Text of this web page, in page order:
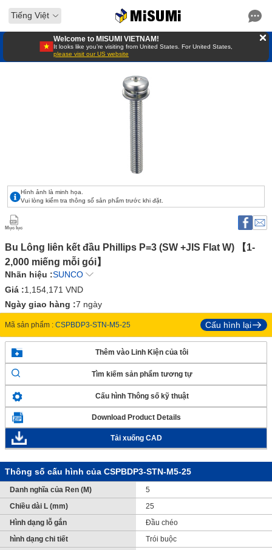
Tiếng Việt
Welcome to MISUMI VIETNAM!
It looks like you’re visiting from United States. For United States,
please visit our US website
Hình ảnh là minh họa.
Vui lòng kiểm tra thông số sản phẩm trước khi đặt.
Mục lục
Bu Lông liên kết đầu Phillips P=3 (SW +JIS Flat W) 【1-
2,000 miếng mỗi gói】
Nhãn hiệu :SUNCO
Giá :1,154,171 VND
Ngày giao hàng :7 ngày
Mã sản phẩm : CSPBDP3-STN-M5-25 Cấu hình lại
Thêm vào Linh Kiện của tôi
Tìm kiếm sản phẩm tương tự
Cấu hình Thông số kỹ thuật
Download Product Details
Tải xuống CAD
Thông số cấu hình của CSPBDP3-STN-M5-25
Danh nghĩa của Ren (M)
5
Chiều dài L (mm)
25
Hình dạng lỗ gắn
Đầu chéo
hình dạng chi tiết
Trói buộc